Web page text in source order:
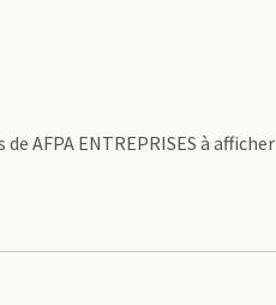
AFPA ENTREPRISES à afficher